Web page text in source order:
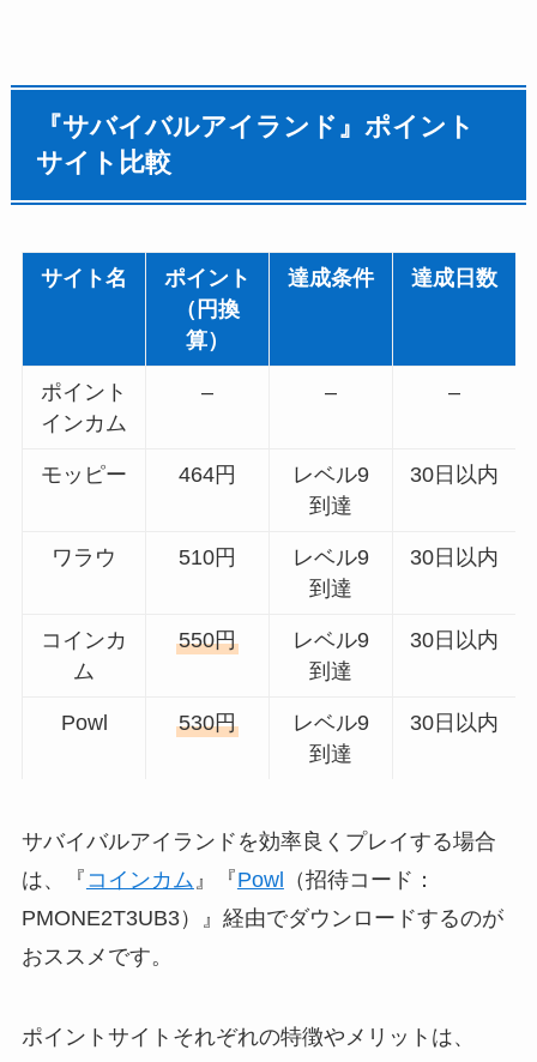
『サバイバルアイランド』ポイント
サイト比較
サイト名
ポイント
（円換
算）
達成条件 達成日数
ポイント
インカム
– – –
モッピー 464円
レベル9
到達
30日以内
ワラウ 510円
レベル9
到達
30日以内
コインカ
ム
550円
レベル9
到達
30日以内
Powl 530円
レベル9
到達
30日以内
サバイバルアイランドを効率良くプレイする場合
は、『 コインカム 』『Powl （招待コード：
PMONE2T3UB3）』経由でダウンロードするのが
おススメです。
ポイントサイトそれぞれの特徴やメリットは、